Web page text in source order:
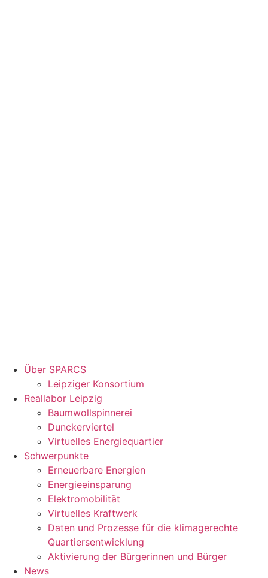
Über SPARCS
Leipziger Konsortium
Reallabor Leipzig
Baumwollspinnerei
Dunckerviertel
Virtuelles Energiequartier
Schwerpunkte
Erneuerbare Energien
Energieeinsparung
Elektromobilität
Virtuelles Kraftwerk
Daten und Prozesse für die klimagerechte
Quartiersentwicklung
Aktivierung der Bürgerinnen und Bürger
News